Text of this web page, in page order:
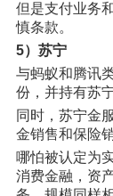
但是支付业务
慎条款。
5）苏宁
与蚂蚁和腾讯
份，并持有苏
同时，苏宁金
金销售和保险
哪怕被认定为
消费金融，资